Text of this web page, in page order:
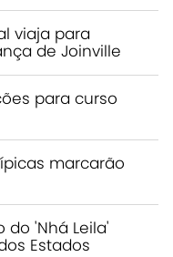
viaja para
de Joinville
para curso
marcarão
do 'Nhá Leila'
Estados